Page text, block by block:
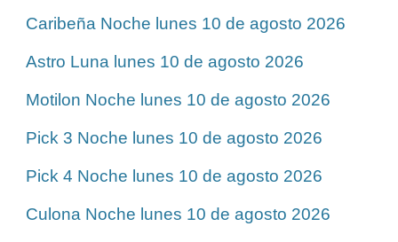
Caribeña Noche lunes 10 de agosto 2026
Astro Luna lunes 10 de agosto 2026
Motilon Noche lunes 10 de agosto 2026
Pick 3 Noche lunes 10 de agosto 2026
Pick 4 Noche lunes 10 de agosto 2026
Culona Noche lunes 10 de agosto 2026